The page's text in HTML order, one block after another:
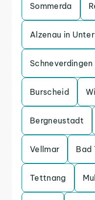
Sommerda
Alzenau in
Schneverdingen
Burscheid
Bergneustadt
Vellmar Bad
Tettnang